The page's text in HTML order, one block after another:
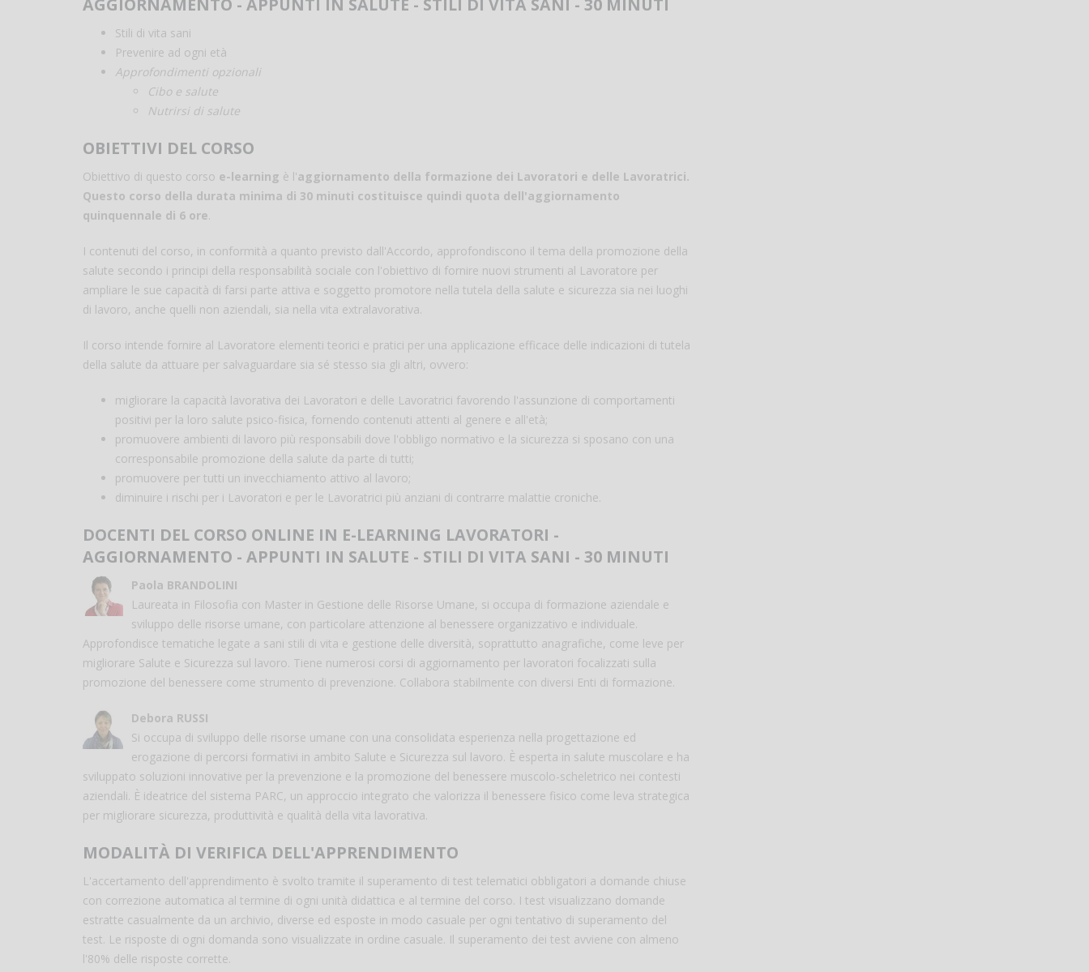
AGGIORNAMENTO - APPUNTI IN SALUTE - STILI DI VITA SANI - 30 MINUTI
Stili di vita sani
Prevenire ad ogni età
Approfondimenti opzionali
Cibo e salute
Nutrirsi di salute
OBIETTIVI DEL CORSO
Obiettivo di questo corso e-learning è l'aggiornamento della formazione dei Lavoratori e delle Lavoratrici.
Questo corso della durata minima di 30 minuti costituisce quindi quota dell'aggiornamento
quinquennale di 6 ore.
I contenuti del corso, in conformità a quanto previsto dall'Accordo, approfondiscono il tema della promozione della
salute secondo i principi della responsabilità sociale con l'obiettivo di fornire nuovi strumenti al Lavoratore per
ampliare le sue capacità di farsi parte attiva e soggetto promotore nella tutela della salute e sicurezza sia nei luoghi
di lavoro, anche quelli non aziendali, sia nella vita extralavorativa.
Il corso intende fornire al Lavoratore elementi teorici e pratici per una applicazione efficace delle indicazioni di tutela
della salute da attuare per salvaguardare sia sé stesso sia gli altri, ovvero:
migliorare la capacità lavorativa dei Lavoratori e delle Lavoratrici favorendo l'assunzione di comportamenti
positivi per la loro salute psico-fisica, fornendo contenuti attenti al genere e all'età;
promuovere ambienti di lavoro più responsabili dove l'obbligo normativo e la sicurezza si sposano con una
corresponsabile promozione della salute da parte di tutti;
promuovere per tutti un invecchiamento attivo al lavoro;
diminuire i rischi per i Lavoratori e per le Lavoratrici più anziani di contrarre malattie croniche.
DOCENTI DEL CORSO ONLINE IN E-LEARNING LAVORATORI -
AGGIORNAMENTO - APPUNTI IN SALUTE - STILI DI VITA SANI - 30 MINUTI
Paola BRANDOLINI
Laureata in Filosofia con Master in Gestione delle Risorse Umane, si occupa di formazione aziendale e
sviluppo delle risorse umane, con particolare attenzione al benessere organizzativo e individuale.
Approfondisce tematiche legate a sani stili di vita e gestione delle diversità, soprattutto anagrafiche, come leve per
migliorare Salute e Sicurezza sul lavoro. Tiene numerosi corsi di aggiornamento per lavoratori focalizzati sulla
promozione del benessere come strumento di prevenzione. Collabora stabilmente con diversi Enti di formazione.
Debora RUSSI
Si occupa di sviluppo delle risorse umane con una consolidata esperienza nella progettazione ed
erogazione di percorsi formativi in ambito Salute e Sicurezza sul lavoro. È esperta in salute muscolare e ha
sviluppato soluzioni innovative per la prevenzione e la promozione del benessere muscolo-scheletrico nei contesti
aziendali. È ideatrice del sistema PARC, un approccio integrato che valorizza il benessere fisico come leva strategica
per migliorare sicurezza, produttività e qualità della vita lavorativa.
MODALITÀ DI VERIFICA DELL'APPRENDIMENTO
L'accertamento dell'apprendimento è svolto tramite il superamento di test telematici obbligatori a domande chiuse
con correzione automatica al termine di ogni unità didattica e al termine del corso. I test visualizzano domande
estratte casualmente da un archivio, diverse ed esposte in modo casuale per ogni tentativo di superamento del
test. Le risposte di ogni domanda sono visualizzate in ordine casuale. Il superamento dei test avviene con almeno
l'80% delle risposte corrette.